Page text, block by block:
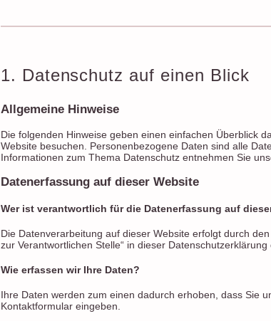
1. Datenschutz auf einen Blick
Allgemeine Hinweise
Die folgenden Hinweise geben einen einfachen Überblick
Website besuchen. Personenbezogene Daten sind alle
Informationen zum Thema Datenschutz entnehmen Sie
Datenerfassung auf dieser Website
Wer ist verantwortlich für die Datenerfassung auf
Die Datenverarbeitung auf dieser Website erfolgt durch
zur Verantwortlichen Stelle“ in dieser Datenschutzerklärung
Wie erfassen wir Ihre Daten?
Ihre Daten werden zum einen dadurch erhoben, dass Sie
Kontaktformular eingeben.